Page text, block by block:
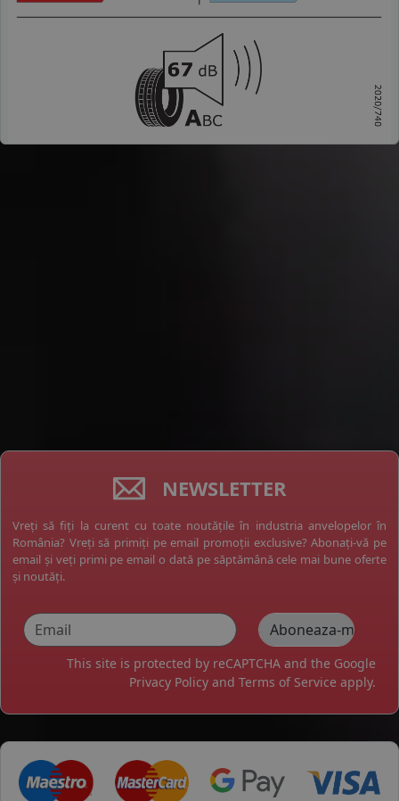
NEWSLETTER
Vreți să fiți la curent cu toate noutățile în industria anvelopelor în
România? Vreți să primiți pe email promoții exclusive? Abonați-vă pe
email și veți primi pe email o dată pe săptămână cele mai bune oferte
și noutăți.
This site is protected by reCAPTCHA and the Google
Privacy Policy and Terms of Service apply.